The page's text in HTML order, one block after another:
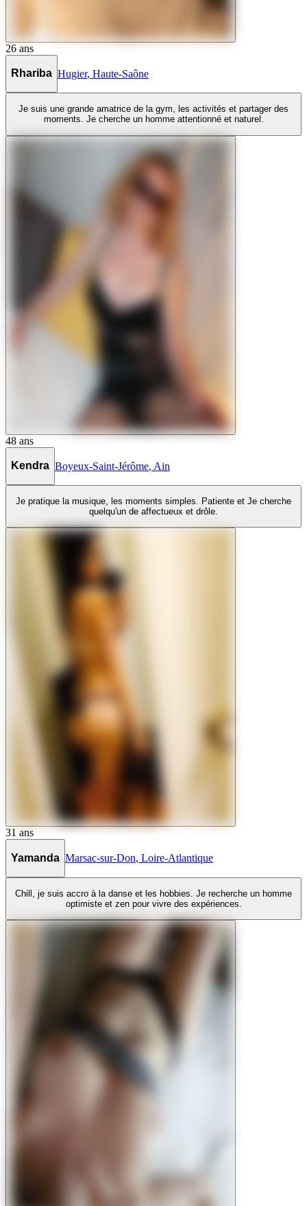
26 ans
Rhariba Hugier, Haute-Saône
Je suis une grande amatrice de la gym, les activités et partager des
moments. Je cherche un homme attentionné et naturel.
48 ans
Kendra Boyeux-Saint-Jérôme Ain
Je pratique la musique, les moments simples. Patiente et Je cherche
quelqu'un de affectueux et drôle.
31 ans
Yamanda Marsac-sur-Don, Loire-Atlantique
Chill, je suis accro à la danse et les hobbies. Je recherche un homme
optimiste et zen pour vivre des expériences.